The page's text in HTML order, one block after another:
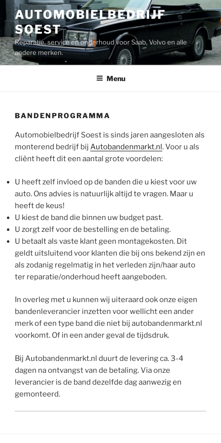
naar
de
inhoud
AUTOMOBIELBEDRIJF
SOEST
Reparatie, service en onderhoud voor Saab, Volvo en alle
andere merken.
Menu
BANDENPROGRAMMA
Automobielbedrijf Soest is sinds jaren aangesloten als
monterend bedrijf bij Autobandenmarkt.nl. Voor u als
cliënt heeft dit een aantal grote voordelen:
U heeft zelf invloed op de banden die u kiest voor uw
auto. Ons advies is natuurlijk altijd te vragen. Maar u
heeft de keus!
U kiest de band die binnen uw budget past.
U zorgt zelf voor de bestelling en de betaling.
U betaalt als vaste klant geen montagekosten. Dit
geldt uitsluitend voor klanten die bij ons bekend zijn en
als zodanig regelmatig in het verleden zijn/haar auto
ter reparatie/onderhoud heeft aangeboden.
In overleg met u kunnen wij uiteraard ook onze eigen
bandenleverancier inzetten voor wellicht een ander
merk of een type band die niet bij autobandenmarkt.nl
voorkomt. Of in een ander geval de tijdsdruk.
Bij Autobandenmarkt.nl duurt de levering ca. 3-4
dagen na ontvangst van de betaling. Via onze
leverancier is de band dezelfde dag aanwezig en
gemonteerd.